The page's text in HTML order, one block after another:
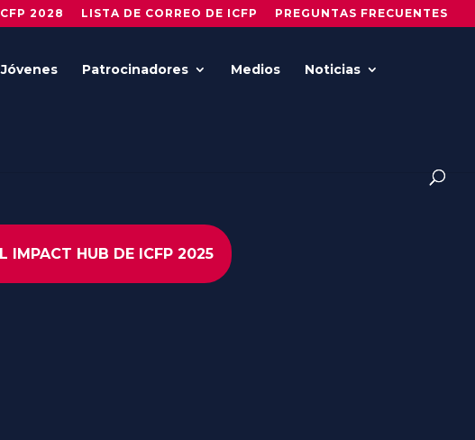
2028 LISTA DE CORREO DE ICFP PREGUNTAS FRECUENTES
Jóvenes Patrocinadores Medios Noticias
IMPACT HUB DE ICFP 2025